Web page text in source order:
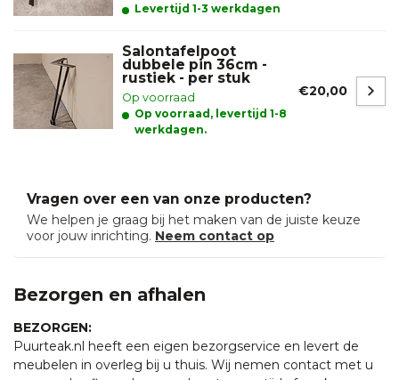
Levertijd 1-3 werkdagen
Salontafelpoot
dubbele pin 36cm -
rustiek - per stuk
Op voorraad
Op voorraad, levertijd 1-8
werkdagen.
€20,00
Vragen over een van onze producten?
We helpen je graag bij het maken van de juiste keuze
voor jouw inrichting. Neem contact op
Bezorgen en afhalen
BEZORGEN:
Puurteak.nl heeft een eigen bezorgservice en levert de
meubelen in overleg bij u thuis. Wij nemen contact met u